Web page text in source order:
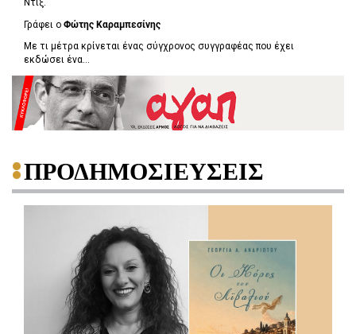
Ντιξ.
Γράφει ο Φώτης Καραμπεσίνης
Με τι μέτρα κρίνεται ένας σύγχρονος συγγραφέας που έχει
εκδώσει ένα...
ΠΡΟΔΗΜΟΣΙΕΥΣΕΙΣ